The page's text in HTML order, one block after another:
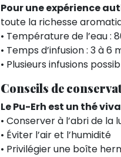
Pour une expérience
toute la richesse
• Température de l’eau :
• Temps d’infusion : 3 à 6
• Plusieurs infusions
Conseils de
Le Pu-Erh est un thé
• Conserver à l’abri de la
• Éviter l’air et l’humidité
• Privilégier une boîte